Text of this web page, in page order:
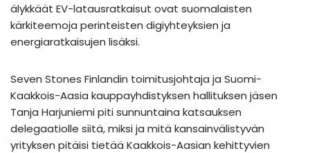
älykkäät EV-latausratkaisut ovat suomalaisten
kärkiteemoja perinteisten digiyhteyksien ja
energiaratkaisujen lisäksi.
Seven Stones Finlandin toimitusjohtaja ja Suomi-
Kaakkois-Aasia kauppayhdistyksen hallituksen jäsen
Tanja Harjuniemi piti sunnuntaina katsauksen
delegaatiolle siitä, miksi ja mitä kansainvälistyvän
yrityksen pitäisi tietää Kaakkois-Aasian kehittyvien